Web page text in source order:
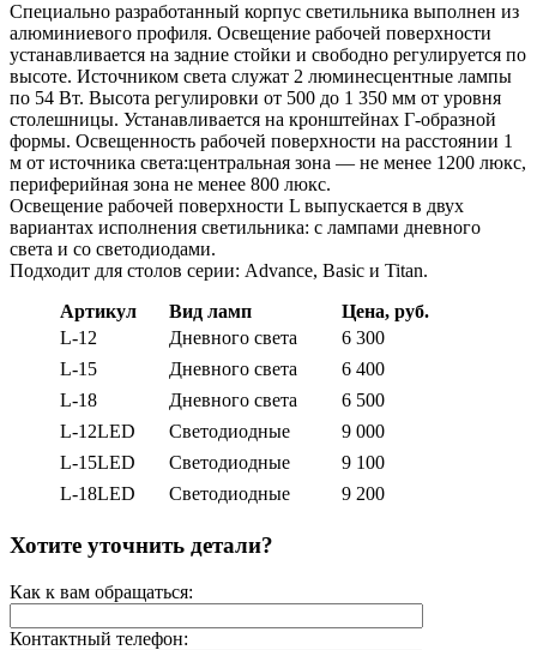
Специально разработанный корпус светильника выполнен из
алюминиевого профиля. Освещение рабочей поверхности
устанавливается на задние стойки и свободно регулируется по
высоте. Источником света служат 2 люминесцентные лампы
по 54 Вт. Высота регулировки от 500 до 1 350 мм от уровня
столешницы. Устанавливается на кронштейнах Г-образной
формы. Освещенность рабочей поверхности на расстоянии 1
м от источника света:центральная зона — не менее 1200 люкс,
периферийная зона не менее 800 люкс.
Освещение рабочей поверхности L выпускается в двух
вариантах исполнения светильника: с лампами дневного
света и со светодиодами.
Подходит для столов серии: Advance, Вasic и Titan.
Артикул
Вид ламп
Цена, руб.
L-12
Дневного света
6 300
L-15
Дневного света
6 400
L-18
Дневного света
6 500
L-12LED
Светодиодные
9 000
L-15LED
Светодиодные
9 100
L-18LED
Светодиодные 9 200
Хотите уточнить детали?
Как к вам обращаться:
Контактный телефон: